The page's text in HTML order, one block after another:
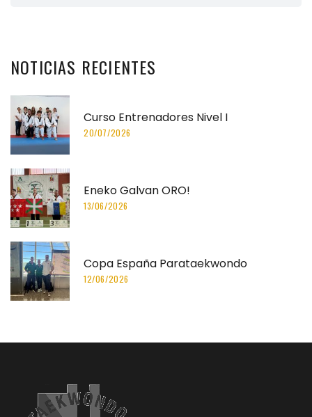
NOTICIAS RECIENTES
Curso Entrenadores Nivel I
20/07/2026
Eneko Galvan ORO!
13/06/2026
Copa España Parataekwondo
12/06/2026